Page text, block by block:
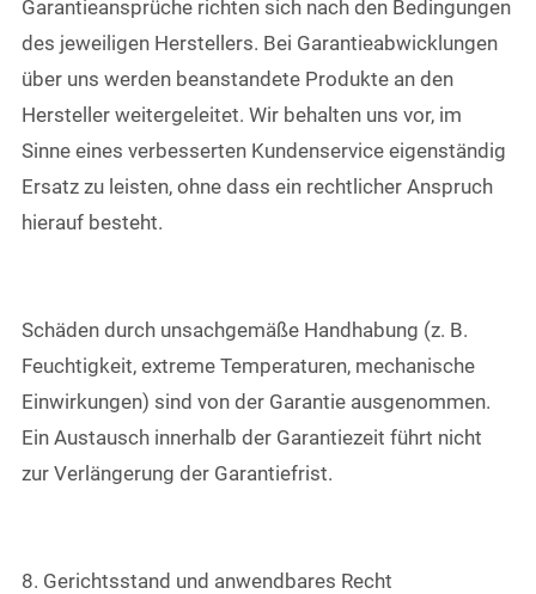
Garantieansprüche richten sich nach den Bedingungen
des jeweiligen Herstellers. Bei Garantieabwicklungen
über uns werden beanstandete Produkte an den
Hersteller weitergeleitet. Wir behalten uns vor, im
Sinne eines verbesserten Kundenservice eigenständig
Ersatz zu leisten, ohne dass ein rechtlicher Anspruch
hierauf besteht.
Schäden durch unsachgemäße Handhabung (z. B.
Feuchtigkeit, extreme Temperaturen, mechanische
Einwirkungen) sind von der Garantie ausgenommen.
Ein Austausch innerhalb der Garantiezeit führt nicht
zur Verlängerung der Garantiefrist.
8. Gerichtsstand und anwendbares Recht